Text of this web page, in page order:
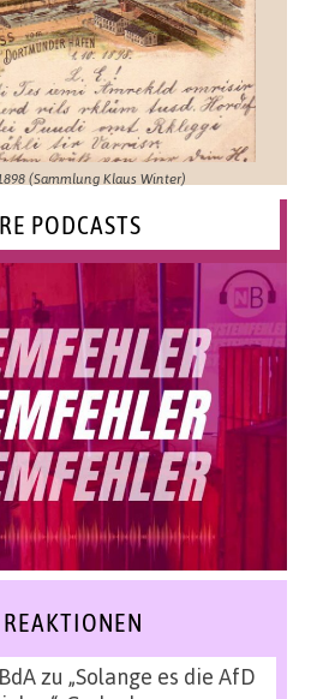
(Sammlung Klaus Winter)
PODCASTS
zu „Solange es die AfD